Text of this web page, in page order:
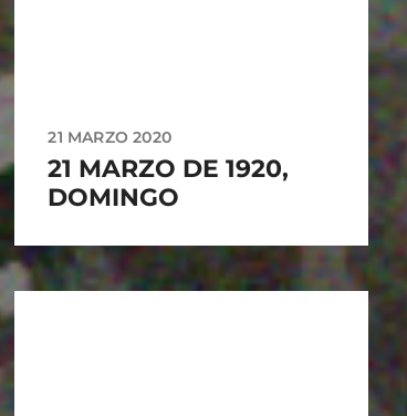
21 MARZO 2020
21 MARZO DE 1920,
DOMINGO